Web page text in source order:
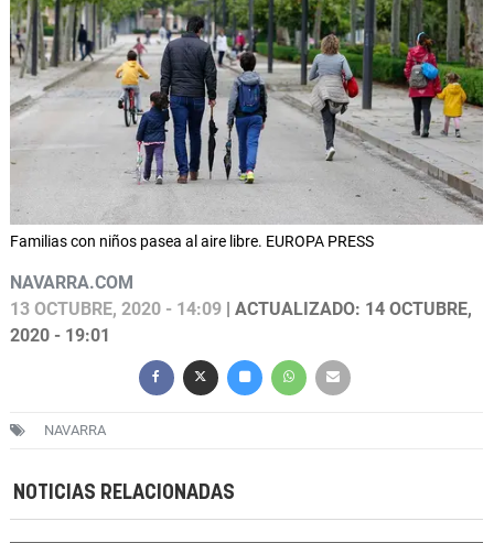
Familias con niños pasea al aire libre. EUROPA PRESS
NAVARRA.COM
13 OCTUBRE, 2020 - 14:09 | ACTUALIZADO: 14 OCTUBRE,
2020 - 19:01
NAVARRA
NOTICIAS RELACIONADAS